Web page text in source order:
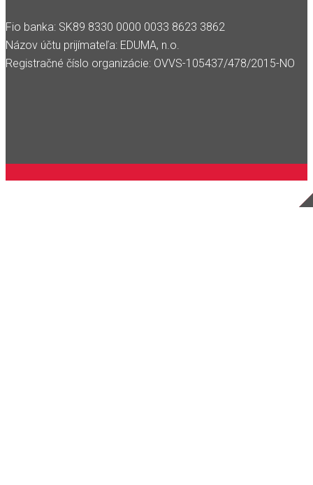
Fio banka: SK89 8330 0000 0033 8623 3862
Názov účtu prijímateľa: EDUMA, n.o.
Registračné číslo organizácie: OVVS-105437/478/2015-NO